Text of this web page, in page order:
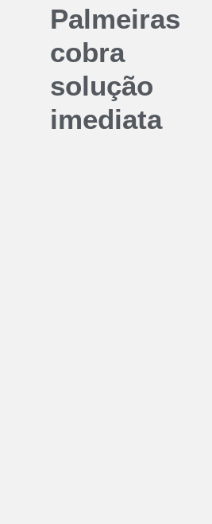
Palmeiras
cobra
solução
imediata